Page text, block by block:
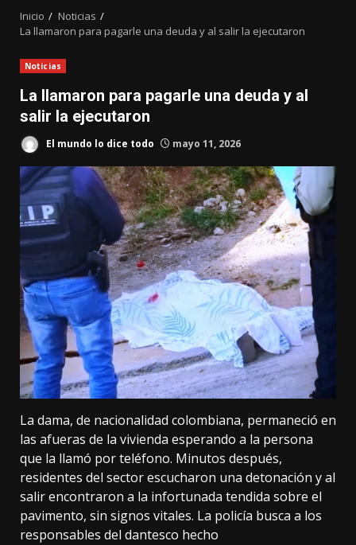
Inicio
Noticias
La llamaron para pagarle una deuda y al salir la ejecutaron
Noticias
La llamaron para pagarle una deuda y al
salir la ejecutaron
El mundo lo dice todo mayo 11, 2026
La dama, de nacionalidad colombiana, permaneció en
las afueras de la vivienda esperando a la persona
que la llamó por teléfono. Minutos después,
residentes del sector escucharon una detonación y al
salir encontraron a la infortunada tendida sobre el
pavimento, sin signos vitales. La policía busca a los
responsables del dantesco hecho